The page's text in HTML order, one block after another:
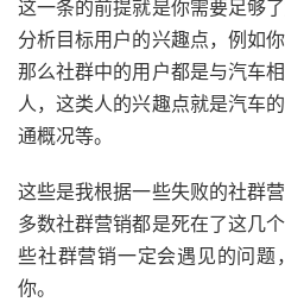
这一条的前提就是你需要足够
分析目标用户的兴趣点，例如
那么社群中的用户都是与汽车
人，这类人的兴趣点就是汽车
通概况等。
这些是我根据一些失败的社群
多数社群营销都是死在了这几
些社群营销一定会遇见的问题
你。